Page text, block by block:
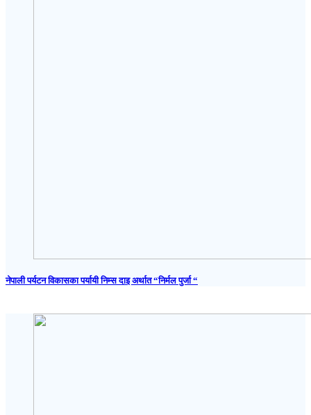
नेपाली पर्यटन विकासका पर्यायी निम्स दाइ अर्थात “निर्मल पुर्जा “